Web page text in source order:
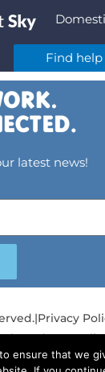
Find
latest news!
|Privacy
|Gender
ensure that we